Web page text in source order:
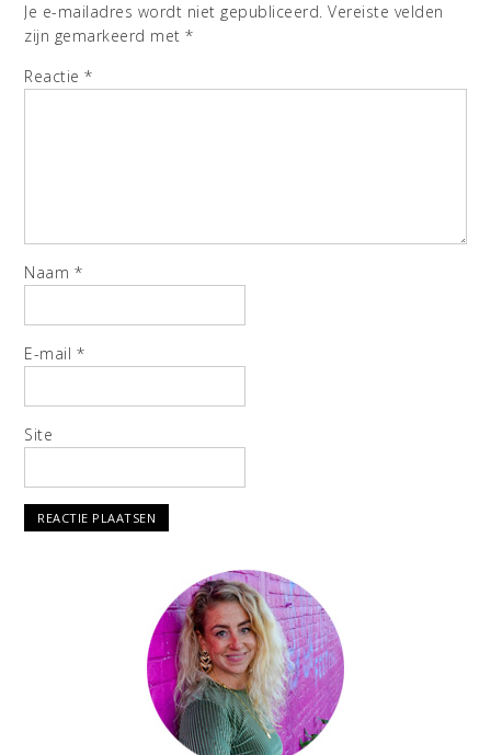
Je e-mailadres wordt niet gepubliceerd. Vereiste velden
zijn gemarkeerd met*
Reactie*
Naam *
E-mail *
Site